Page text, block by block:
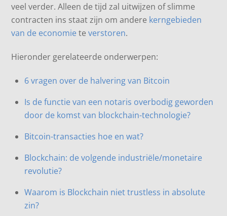
veel verder. Alleen de tijd zal uitwijzen of slimme
contracten ins staat zijn om andere kerngebieden
van de economieteverstoren.
Hieronder gerelateerde onderwerpen:
6 vragen over de halvering van Bitcoin
Is de functie van een notaris overbodig geworden
door de komst van blockchain-technologie?
Bitcoin-transacties hoe en wat?
Blockchain: de volgende industriële/monetaire
revolutie?
Waarom is Blockchain niet trustless in absolute
zin?